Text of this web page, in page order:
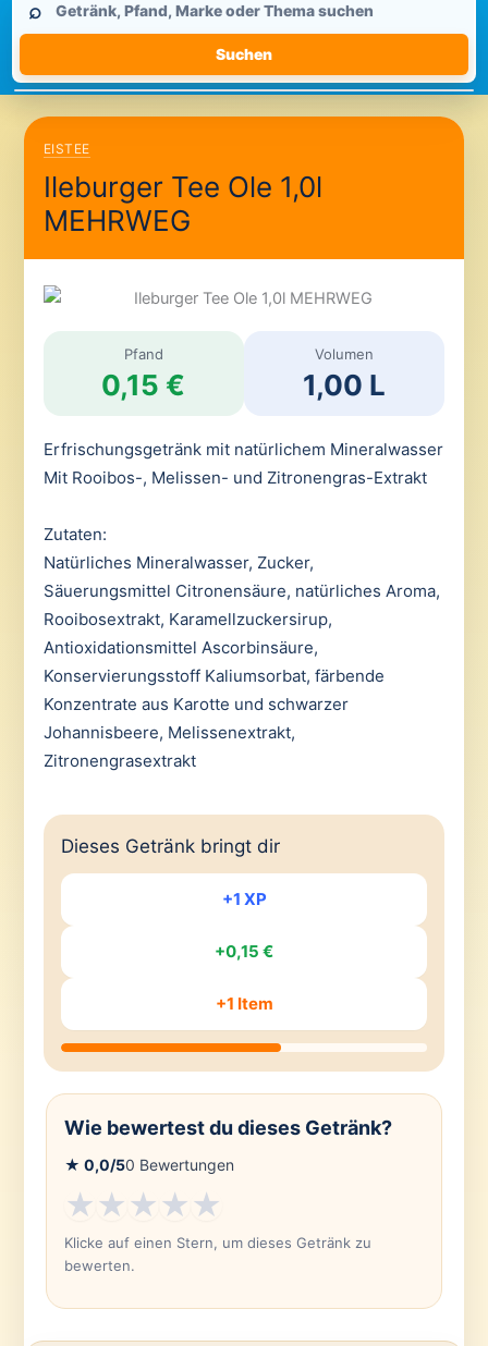
durchsuchen
⌕
Suchen
EISTEE
Ileburger Tee Ole 1,0l
MEHRWEG
Pfand
0,15 €
Volumen
1,00 L
Erfrischungsgetränk mit natürlichem Mineralwasser
Mit Rooibos-, Melissen- und Zitronengras-Extrakt
Zutaten:
Natürliches Mineralwasser, Zucker,
Säuerungsmittel Citronensäure, natürliches Aroma,
Rooibosextrakt, Karamellzuckersirup,
Antioxidationsmittel Ascorbinsäure,
Konservierungsstoff Kaliumsorbat, färbende
Konzentrate aus Karotte und schwarzer
Johannisbeere, Melissenextrakt,
Zitronengrasextrakt
Dieses Getränk bringt dir
+1 XP
+0,15 €
+1 Item
Wie bewertest du dieses Getränk?
★ 0,0/50 Bewertungen
★★★★★
Klicke auf einen Stern, um dieses Getränk zu
bewerten.